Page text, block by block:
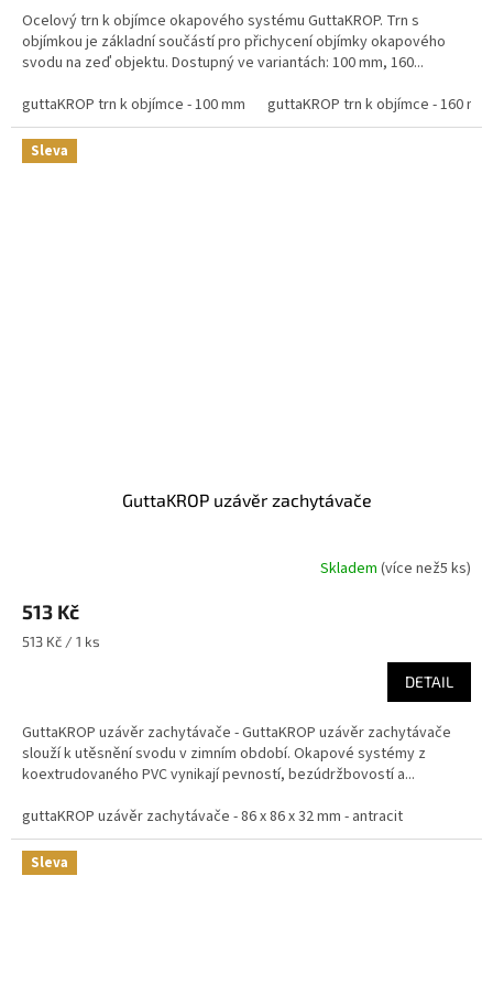
Ocelový trn k objímce okapového systému GuttaKROP. Trn s
objímkou je základní součástí pro přichycení objímky okapového
svodu na zeď objektu. Dostupný ve variantách: 100 mm, 160...
guttaKROP trn k objímce - 100 mm
guttaKROP trn k objímce - 160 mm
Sleva
GuttaKROP uzávěr zachytávače
Skladem (více než5 ks)
513 Kč
Měrná
513 Kč / 1 ks
DETAIL
GuttaKROP uzávěr zachytávače - GuttaKROP uzávěr zachytávače
slouží k utěsnění svodu v zimním období. Okapové systémy z
koextrudovaného PVC vynikají pevností, bezúdržbovostí a...
guttaKROP uzávěr zachytávače - 86 x 86 x 32 mm - antracit
Sleva